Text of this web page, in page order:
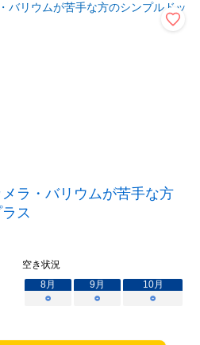
メラ・バリウムが苦手な方
ス
空き状況
8月 9月 10月
○
○ ○